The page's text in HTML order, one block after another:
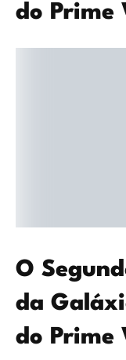
do Prime
O
da
do Prime